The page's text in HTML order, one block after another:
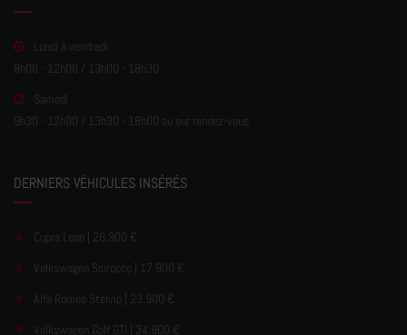
Lundi à vendredi
8h00 - 12h00 / 13h00 - 18h30
Samedi
9h30 - 12h00 / 13h30 - 18h00 ou sur rendez-vous
DERNIERS VÉHICULES INSÉRÉS
Cupra Leon | 26.900 €
Volkswagen Scirocco | 17.900 €
Alfa Romeo Stelvio | 23.900 €
Volkswagen Golf GTI | 34.900 €